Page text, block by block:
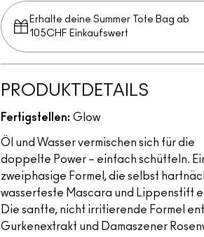
Erhalte deine Summer Tote Bag ab
105CHF Einkaufswert​
PRODUKTDETAILS
Fertigstellen: Glow
Öl und Wasser vermischen sich für die
doppelte Power – einfach schütteln.
zweiphasige Formel, die selbst
wasserfeste Mascara und Lippenstift
Die sanfte, nicht irritierende Formel
Gurkenextrakt und Damaszener